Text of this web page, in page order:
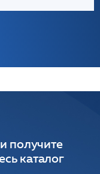
получите
каталог